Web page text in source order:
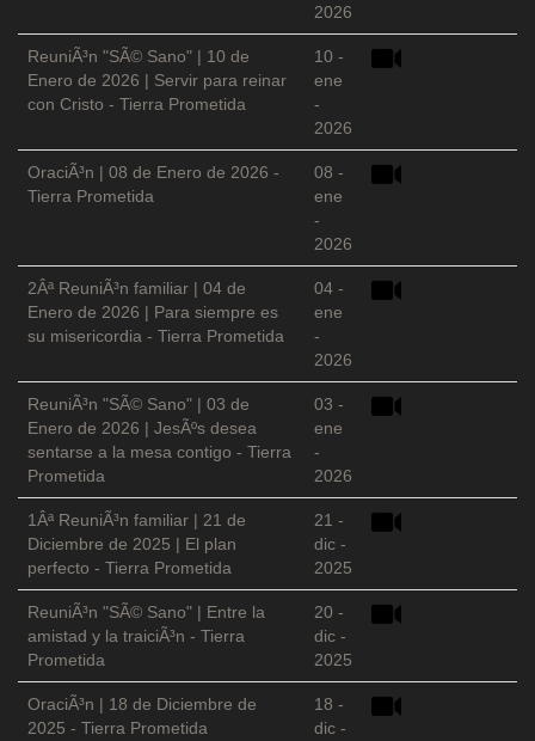
2026
ReuniÃ³n "SÃ© Sano" | 10 de
Enero de 2026 | Servir para reinar
con Cristo - Tierra Prometida
10 -
ene
-
2026
OraciÃ³n | 08 de Enero de 2026 -
Tierra Prometida
08 -
ene
-
2026
2Âª ReuniÃ³n familiar | 04 de
Enero de 2026 | Para siempre es
su misericordia - Tierra Prometida
04 -
ene
-
2026
ReuniÃ³n "SÃ© Sano" | 03 de
Enero de 2026 | JesÃºs desea
sentarse a la mesa contigo - Tierra
Prometida
03 -
ene
-
2026
1Âª ReuniÃ³n familiar | 21 de
Diciembre de 2025 | El plan
perfecto - Tierra Prometida
21 -
dic -
2025
ReuniÃ³n "SÃ© Sano" | Entre la
amistad y la traiciÃ³n - Tierra
Prometida
20 -
dic -
2025
OraciÃ³n | 18 de Diciembre de
2025 - Tierra Prometida
18 -
dic -